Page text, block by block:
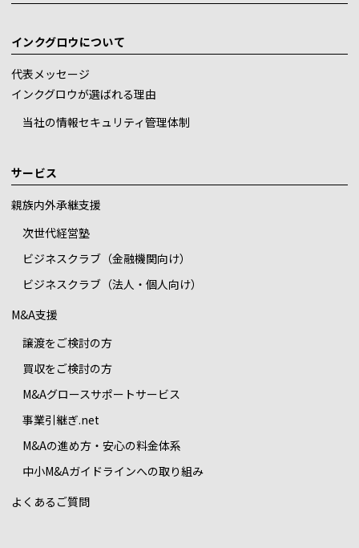
インクグロウについて
代表メッセージ
インクグロウが選ばれる理由
当社の情報セキュリティ管理体制
サービス
親族内外承継支援
次世代経営塾
ビジネスクラブ（金融機関向け）
ビジネスクラブ（法人・個人向け）
M&A支援
譲渡をご検討の方
買収をご検討の方
M&Aグロースサポートサービス
事業引継ぎ.net
M&Aの進め方・安心の料金体系
中小M&Aガイドラインへの取り組み
よくあるご質問